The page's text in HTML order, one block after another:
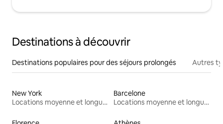
Destinations à découvrir
Destinations populaires pour des séjours prolongés Autres
New York
Locations moyenne et longue durée
Barcelone
Locations moyenne et longue durée